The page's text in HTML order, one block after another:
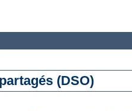
(DSO)